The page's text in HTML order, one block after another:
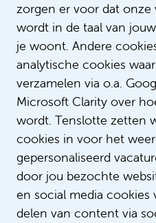
zorgen er voor dat onze
wordt in de taal van
je woont. Andere
analytische cookies
verzamelen via o.a.
Microsoft Clarity over
wordt. Tenslotte zetten
cookies in voor het
gepersonaliseerd
door jou bezochte
en social media
delen van content via